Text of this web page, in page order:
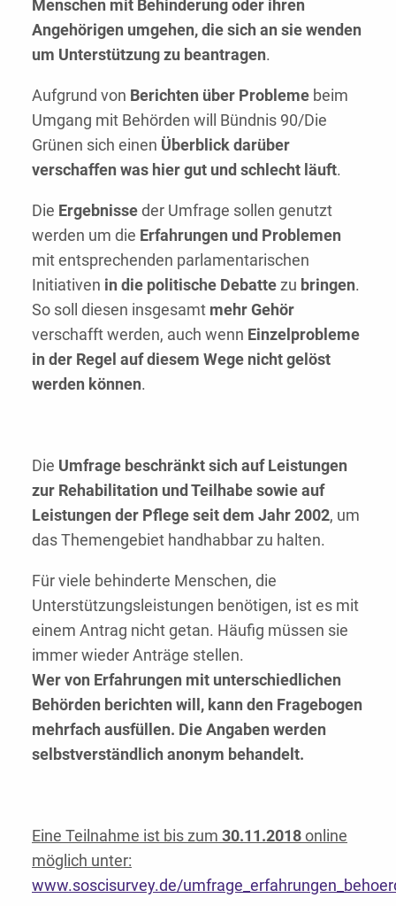
Menschen mit Behinderung oder ihren
Angehörigen umgehen, die sich an sie wenden
um Unterstützung zu beantragen.
Aufgrund von Berichten über Probleme beim
Umgang mit Behörden will Bündnis 90/Die
Grünen sich einen Überblick darüber
verschaffen was hier gut und schlecht läuft.
Die Ergebnisseder Umfrage sollen genutzt
werden um die Erfahrungen und Problemen
mit entsprechenden parlamentarischen
Initiativen in die politische Debattezu bringen.
So soll diesen insgesamt mehr Gehör
verschafft werden, auch wenn Einzelprobleme
in der Regel auf diesem Wege nicht gelöst
werden können.
Die Umfrage beschränkt sich auf Leistungen
zur Rehabilitation und Teilhabe sowie auf
Leistungen der Pflege seit dem Jahr 2002, um
das Themengebiet handhabbar zu halten.
Für viele behinderte Menschen, die
Unterstützungsleistungen benötigen, ist es mit
einem Antrag nicht getan. Häufig müssen sie
immer wieder Anträge stellen.
Wer von Erfahrungen mit unterschiedlichen
Behörden berichten will, kann den Fragebogen
mehrfach ausfüllen. Die Angaben werden
selbstverständlich anonym behandelt.
Eine Teilnahme ist bis zum 30.11.2018online
möglich unter:
www.soscisurvey.de/